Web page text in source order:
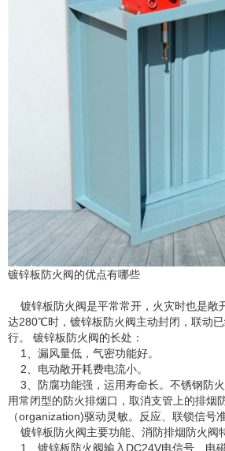
镀锌板防火阀的优点有哪些
镀锌板防火阀是平常常开，火灾时也是敞
达280℃时，镀锌板防火阀主动封闭，联动
行。 镀锌板防火阀的长处：
1、漏风量低，气密功能好。
2、电动敞开耗费电流小。
3、防腐功能强，运用寿命长。不锈钢防
用常闭型的防火排烟口，取消支管上的排烟
（organization)驱动灵敏。反应、联锁信号
镀锌板防火阀主要功能、消防排烟防火阀
1、镀锌板防火阀输入DC24V电信号、电